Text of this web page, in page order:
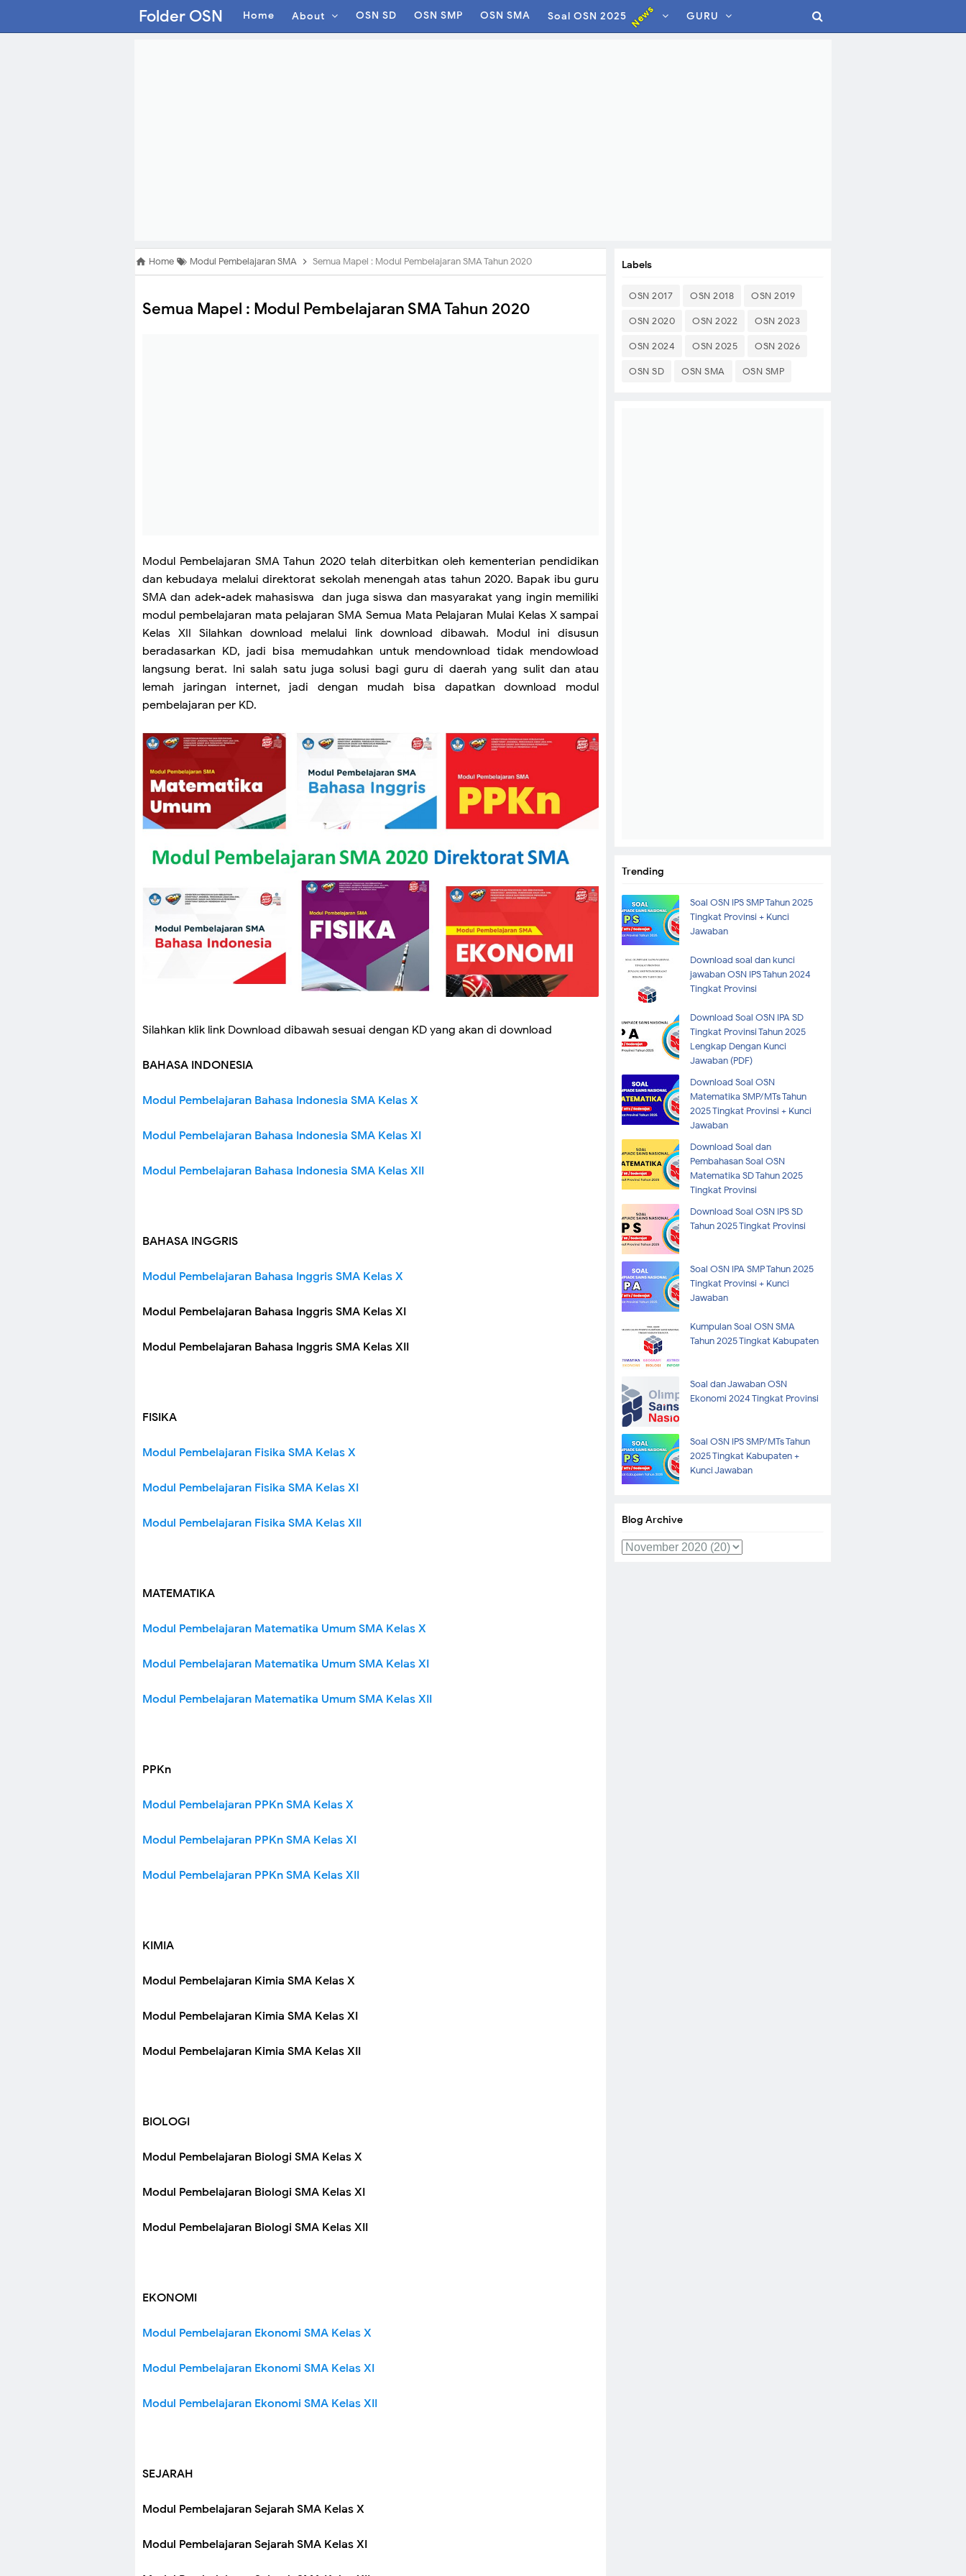
Folder OSN Home About OSN SD OSN SMP OSN SMA Soal OSN 2025 News GURU
Home Modul Pembelajaran SMA Semua Mapel : Modul Pembelajaran SMA Tahun 2020
Semua Mapel : Modul Pembelajaran SMA Tahun 2020
Modul Pembelajaran SMA Tahun 2020 telah diterbitkan oleh kementerian pendidikan
dan kebudaya melalui direktorat sekolah menengah atas tahun 2020. Bapak ibu guru
SMA dan adek-adek mahasiswa dan juga siswa dan masyarakat yang ingin memiliki
modul pembelajaran mata pelajaran SMA Semua Mata Pelajaran Mulai Kelas X sampai
Kelas XII Silahkan download melalui link download dibawah. Modul ini disusun
beradasarkan KD, jadi bisa memudahkan untuk mendownload tidak mendowload
langsung berat. Ini salah satu juga solusi bagi guru di daerah yang sulit dan atau
lemah jaringan internet, jadi dengan mudah bisa dapatkan download modul
pembelajaran per KD.
Silahkan klik link Download dibawah sesuai dengan KD yang akan di download
BAHASA INDONESIA
Modul Pembelajaran Bahasa Indonesia SMA Kelas X
Modul Pembelajaran Bahasa Indonesia SMA Kelas XI
Modul Pembelajaran Bahasa Indonesia SMA Kelas XII
BAHASA INGGRIS
Modul Pembelajaran Bahasa Inggris SMA Kelas X
Modul Pembelajaran Bahasa Inggris SMA Kelas XI
Modul Pembelajaran Bahasa Inggris SMA Kelas XII
FISIKA
Modul Pembelajaran Fisika SMA Kelas X
Modul Pembelajaran Fisika SMA Kelas XI
Modul Pembelajaran Fisika SMA Kelas XII
MATEMATIKA
Modul Pembelajaran Matematika Umum SMA Kelas X
Modul Pembelajaran Matematika Umum SMA Kelas XI
Modul Pembelajaran Matematika Umum SMA Kelas XII
PPKn
Modul Pembelajaran PPKn SMA Kelas X
Modul Pembelajaran PPKn SMA Kelas XI
Modul Pembelajaran PPKn SMA Kelas XII
KIMIA
Modul Pembelajaran Kimia SMA Kelas X
Modul Pembelajaran Kimia SMA Kelas XI
Modul Pembelajaran Kimia SMA Kelas XII
BIOLOGI
Modul Pembelajaran Biologi SMA Kelas X
Modul Pembelajaran Biologi SMA Kelas XI
Modul Pembelajaran Biologi SMA Kelas XII
EKONOMI
Modul Pembelajaran Ekonomi SMA Kelas X
Modul Pembelajaran Ekonomi SMA Kelas XI
Modul Pembelajaran Ekonomi SMA Kelas XII
SEJARAH
Modul Pembelajaran Sejarah SMA Kelas X
Modul Pembelajaran Sejarah SMA Kelas XI
Labels
OSN 2017 OSN 2018 OSN 2019
OSN 2020 OSN 2022 OSN 2023
OSN 2024 OSN 2025 OSN 2026
OSN SD OSN SMA OSN SMP
Trending
Soal OSN IPS SMP Tahun 2025
Tingkat Provinsi + Kunci
Jawaban
Download soal dan kunci
jawaban OSN IPS Tahun 2024
Tingkat Provinsi
Download Soal OSN IPA SD
Tingkat Provinsi Tahun 2025
Lengkap Dengan Kunci
Jawaban (PDF)
Download Soal OSN
Matematika SMP/MTs Tahun
2025 Tingkat Provinsi + Kunci
Jawaban
Download Soal dan
Pembahasan Soal OSN
Matematika SD Tahun 2025
Tingkat Provinsi
Download Soal OSN IPS SD
Tahun 2025 Tingkat Provinsi
Soal OSN IPA SMP Tahun 2025
Tingkat Provinsi + Kunci
Jawaban
Kumpulan Soal OSN SMA
Tahun 2025 Tingkat Kabupaten
Soal dan Jawaban OSN
Ekonomi 2024 Tingkat Provinsi
Soal OSN IPS SMP/MTs Tahun
2025 Tingkat Kabupaten +
Kunci Jawaban
Blog Archive